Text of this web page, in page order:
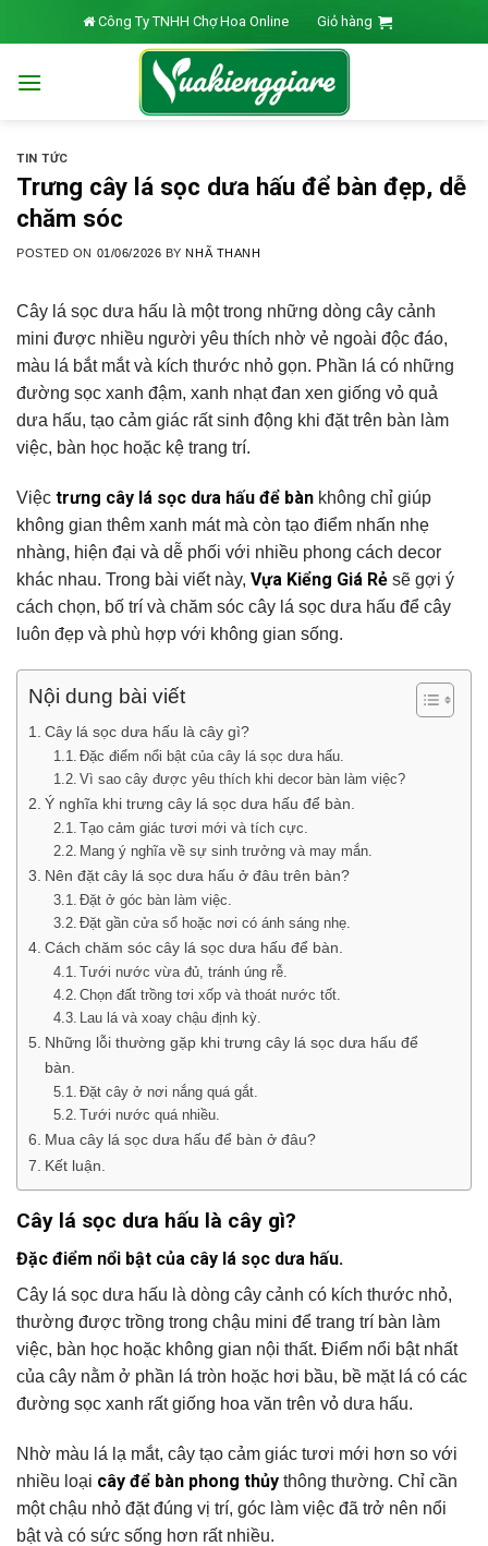
to
Công Ty TNHH Chợ Hoa Online Giỏ hàng
TIN TỨC
Trưng cây lá sọc dưa hấu để bàn đẹp, dễ
chăm sóc
POSTED ON 01/06/2026 BYNHÃ THANH
Cây lá sọc dưa hấu là một trong những dòng cây cảnh
mini được nhiều người yêu thích nhờ vẻ ngoài độc đáo,
màu lá bắt mắt và kích thước nhỏ gọn. Phần lá có những
đường sọc xanh đậm, xanh nhạt đan xen giống vỏ quả
dưa hấu, tạo cảm giác rất sinh động khi đặt trên bàn làm
việc, bàn học hoặc kệ trang trí.
Việc trưng cây lá sọc dưa hấu để bàn không chỉ giúp
không gian thêm xanh mát mà còn tạo điểm nhấn nhẹ
nhàng, hiện đại và dễ phối với nhiều phong cách decor
khác nhau. Trong bài viết này, Vựa Kiểng Giá Rẻ sẽ gợi ý
cách chọn, bố trí và chăm sóc cây lá sọc dưa hấu để cây
luôn đẹp và phù hợp với không gian sống.
Nội dung bài viết
Cây lá sọc dưa hấu là cây gì?
Đặc điểm nổi bật của cây lá sọc dưa hấu.
Vì sao cây được yêu thích khi decor bàn làm việc?
Ý nghĩa khi trưng cây lá sọc dưa hấu để bàn.
Tạo cảm giác tươi mới và tích cực.
Mang ý nghĩa về sự sinh trưởng và may mắn.
Nên đặt cây lá sọc dưa hấu ở đâu trên bàn?
Đặt ở góc bàn làm việc.
Đặt gần cửa sổ hoặc nơi có ánh sáng nhẹ.
Cách chăm sóc cây lá sọc dưa hấu để bàn.
Tưới nước vừa đủ, tránh úng rễ.
Chọn đất trồng tơi xốp và thoát nước tốt.
Lau lá và xoay chậu định kỳ.
Những lỗi thường gặp khi trưng cây lá sọc dưa hấu để
bàn.
Đặt cây ở nơi nắng quá gắt.
Tưới nước quá nhiều.
Mua cây lá sọc dưa hấu để bàn ở đâu?
Kết luận.
Cây lá sọc dưa hấu là cây gì?
Đặc điểm nổi bật của cây lá sọc dưa hấu.
Cây lá sọc dưa hấu là dòng cây cảnh có kích thước nhỏ,
thường được trồng trong chậu mini để trang trí bàn làm
việc, bàn học hoặc không gian nội thất. Điểm nổi bật nhất
của cây nằm ở phần lá tròn hoặc hơi bầu, bề mặt lá có các
đường sọc xanh rất giống hoa văn trên vỏ dưa hấu.
Nhờ màu lá lạ mắt, cây tạo cảm giác tươi mới hơn so với
nhiều loại cây để bàn phong thủy thông thường. Chỉ cần
một chậu nhỏ đặt đúng vị trí, góc làm việc đã trở nên nổi
bật và có sức sống hơn rất nhiều.